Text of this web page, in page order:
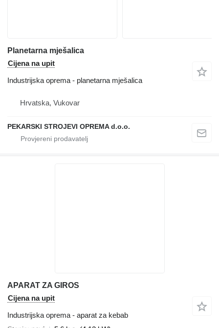
Planetarna mješalica
Cijena na upit
Industrijska oprema - planetarna mješalica
Hrvatska, Vukovar
PEKARSKI STROJEVI OPREMA d.o.o.
APARAT ZA GIROS
Cijena na upit
Industrijska oprema - aparat za kebab